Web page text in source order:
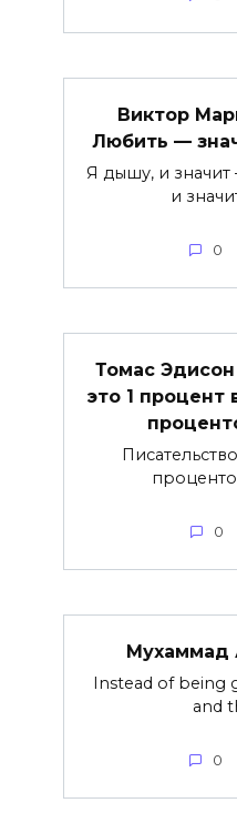
Виктор
Любить —
Я дышу, и
и
0
Томас
это 1 процент
0
Мухаммад
Instead of being
and
0